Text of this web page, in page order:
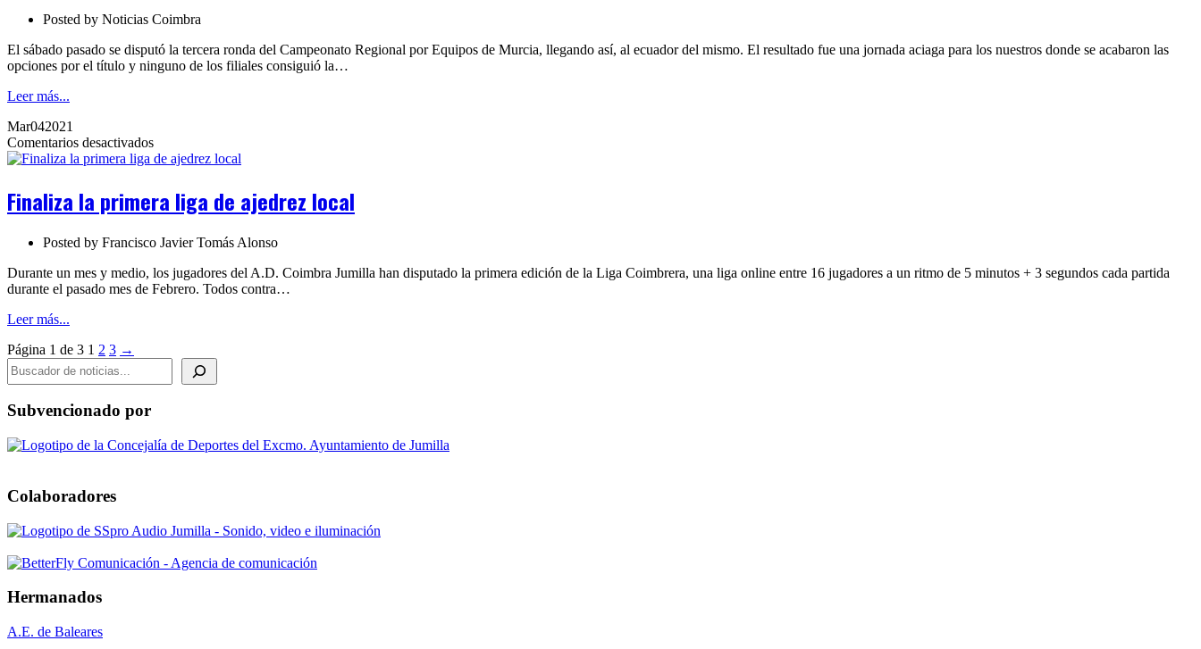
Por
Posted by Noticias Coimbra
El sábado pasado se disputó la tercera ronda del Campeonato Regional por Equipos de Murcia, llegando así, al ecuador del mismo. El resultado fue una jornada aciaga para los nuestros donde se acabaron las
opciones por el título y ninguno de los filiales consiguió la…
Leer más...
Mar042021
Comentarios desactivadosen
Finaliza
liga
ajedrez
Finaliza la primera liga de ajedrez local
Posted by Francisco Javier Tomás Alonso
Durante un mes y medio, los jugadores del A.D. Coimbra Jumilla han disputado la primera edición de la Liga Coimbrera, una liga online entre 16 jugadores a un ritmo de 5 minutos + 3 segundos cada partida
durante el pasado mes de Febrero. Todos contra…
Leer más...
Página 1 de 3 1 2 3 →
BUSCADOR DE NOTICIAS
Subvencionado por
Colaboradores
Hermanados
A.E. de Baleares